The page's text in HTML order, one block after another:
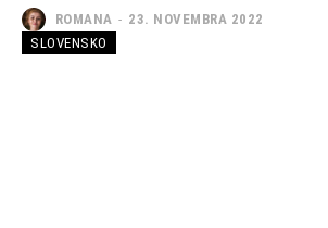
ROMANA - 23. NOVEMBRA 2022
SLOVENSKO